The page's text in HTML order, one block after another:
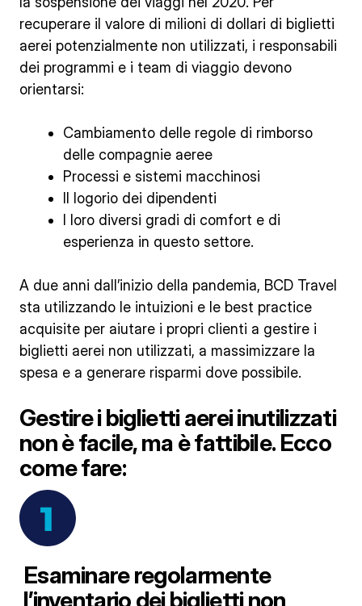
recuperare il valore di milioni di dollari di biglietti
aerei potenzialmente non utilizzati, i responsabili
dei programmi e i team di viaggio devono
orientarsi:
Cambiamento delle regole di rimborso
delle compagnie aeree
Processi e sistemi macchinosi
Il logorio dei dipendenti
I loro diversi gradi di comfort e di
esperienza in questo settore.
A due anni dall’inizio della pandemia, BCD Travel
sta utilizzando le intuizioni e le best practice
acquisite per aiutare i propri clienti a gestire i
biglietti aerei non utilizzati, a massimizzare la
spesa e a generare risparmi dove possibile.
Gestire i biglietti aerei inutilizzati
non è facile, ma è fattibile. Ecco
come fare:
Esaminare regolarmente
l’inventario dei biglietti non